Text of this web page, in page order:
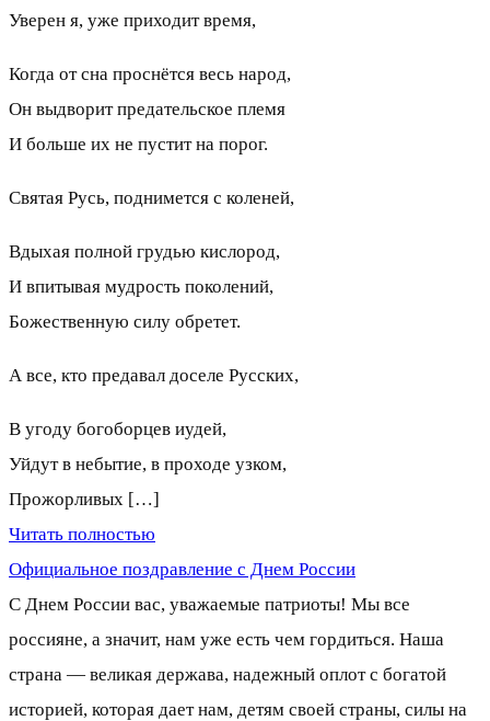
Уверен я, уже приходит время,
Когда от сна проснётся весь народ,
Он выдворит предательское племя
И больше их не пустит на порог.
Святая Русь, поднимется с коленей,
Вдыхая полной грудью кислород,
И впитывая мудрость поколений,
Божественную силу обретет.
А все, кто предавал доселе Русских,
В угоду богоборцев иудей,
Уйдут в небытие, в проходе узком,
Прожорливых […]
Читать полностью
Официальное поздравление с Днем России
С Днем России вас, уважаемые патриоты! Мы все
россияне, а значит, нам уже есть чем гордиться. Наша
страна — великая держава, надежный оплот с богатой
историей, которая дает нам, детям своей страны, силы на